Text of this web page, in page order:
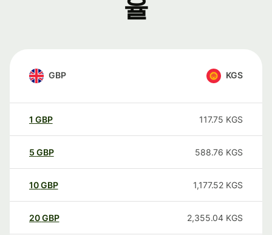
율
GBP KGS
1 GBP 117.75 KGS
5 GBP 588.76 KGS
10GBP 1,177.52 KGS
20GBP 2,355.04 KGS